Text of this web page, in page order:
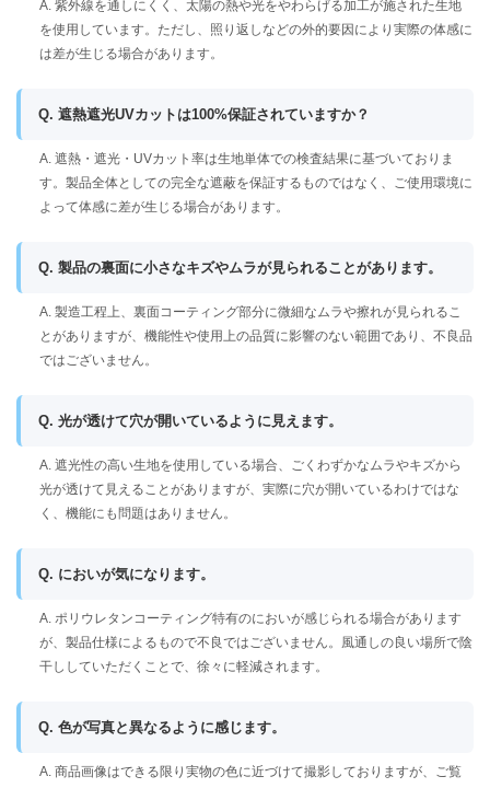
A. 紫外線を通しにくく、太陽の熱や光をやわらげる加工が施された生地
を使用しています。ただし、照り返しなどの外的要因により実際の体感に
は差が生じる場合があります。
Q. 遮熱遮光UVカットは100%保証されていますか？
A. 遮熱・遮光・UVカット率は生地単体での検査結果に基づいておりま
す。製品全体としての完全な遮蔽を保証するものではなく、ご使用環境に
よって体感に差が生じる場合があります。
Q. 製品の裏面に小さなキズやムラが見られることがあります。
A. 製造工程上、裏面コーティング部分に微細なムラや擦れが見られるこ
とがありますが、機能性や使用上の品質に影響のない範囲であり、不良品
ではございません。
Q. 光が透けて穴が開いているように見えます。
A. 遮光性の高い生地を使用している場合、ごくわずかなムラやキズから
光が透けて見えることがありますが、実際に穴が開いているわけではな
く、機能にも問題はありません。
Q. においが気になります。
A. ポリウレタンコーティング特有のにおいが感じられる場合があります
が、製品仕様によるもので不良ではございません。風通しの良い場所で陰
干ししていただくことで、徐々に軽減されます。
Q. 色が写真と異なるように感じます。
A. 商品画像はできる限り実物の色に近づけて撮影しておりますが、ご覧